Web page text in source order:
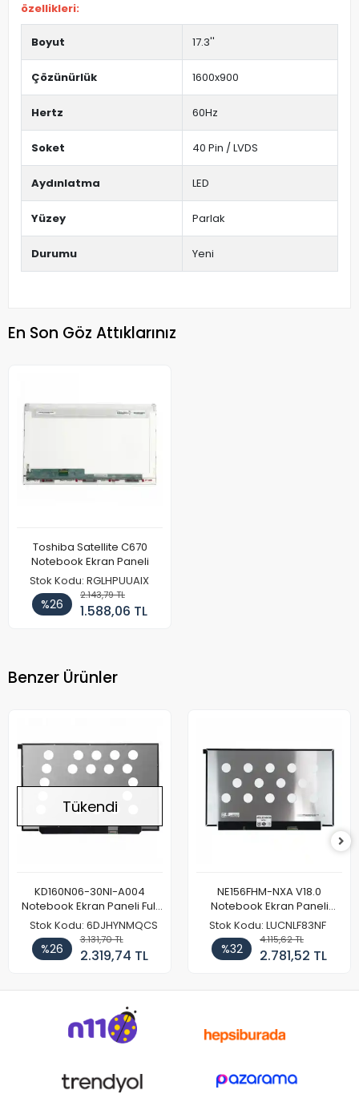
özellikleri:
Boyut 17.3''
Çözünürlük 1600x900
Hertz 60Hz
Soket 40 Pin / LVDS
Aydınlatma LED
Yüzey Parlak
Durumu Yeni
En Son Göz Attıklarınız
Toshiba Satellite C670
Notebook Ekran Paneli
Stok Kodu: RGLHPUUAIX
%26
2.143,79 TL
1.588,06 TL
Benzer Ürünler
Tükendi
KD160N06-30NI-A004
Notebook Ekran Paneli Full
HD
Stok Kodu: 6DJHYNMQCS
%26
3.131,70 TL
2.319,74 TL
NE156FHM-NXA V18.0
Notebook Ekran Paneli
144Hz
Stok Kodu: LUCNLF83NF
%32
4.115,62 TL
2.781,52 TL